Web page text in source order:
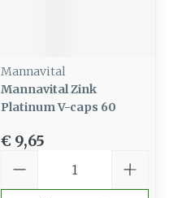
Mannavital
Mannavital Zink
Platinum V-caps 60
€ 9,65